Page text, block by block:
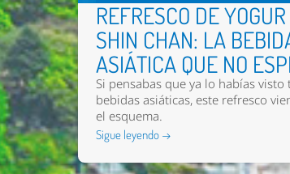
REFRESCO DE
SHIN CHAN: LA
ASIÁTICA QUE NO
Si pensabas que ya lo habías visto
bebidas asiáticas, este refresco
el esquema.
Sigue leyendo →